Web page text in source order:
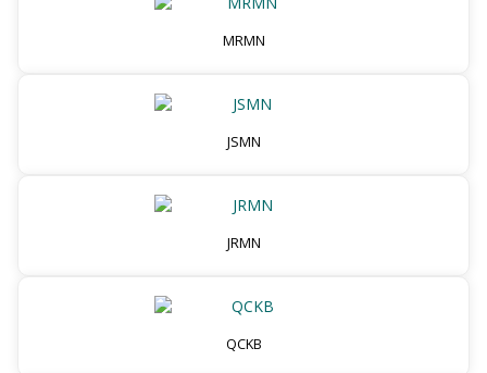
MRMN
JSMN
JRMN
QCKB